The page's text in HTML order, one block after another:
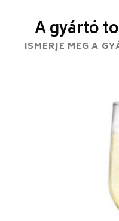
A gyártó
ISMERJE MEG A